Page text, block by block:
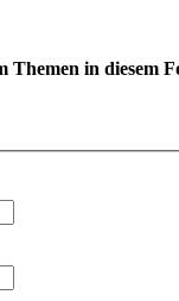
Themen in diesem